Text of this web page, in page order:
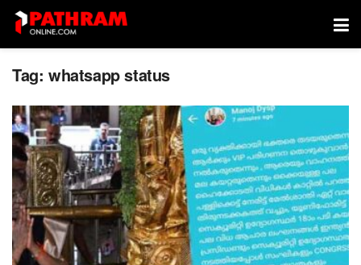
Tag: whatsapp status